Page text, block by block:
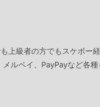
上級者の方でもスケボー
ルペイ、PayPayなど各種